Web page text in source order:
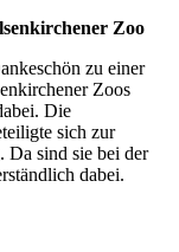
Zoo
zu einer
Zoos
Die
sich zur
Da sind sie bei der
dabei.